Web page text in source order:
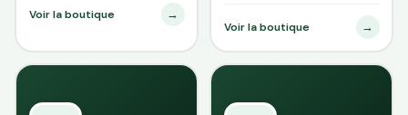
Voir la boutique →
Voir la boutique →